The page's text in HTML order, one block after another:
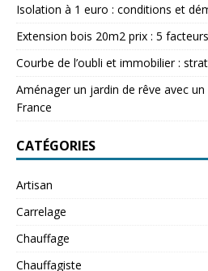
Isolation à 1 euro : conditions et
Extension bois 20m2 prix : 5
Courbe de l’oubli et immobilier :
Aménager un jardin de rêve avec
France
CATÉGORIES
Artisan
Carrelage
Chauffage
Chauffagiste